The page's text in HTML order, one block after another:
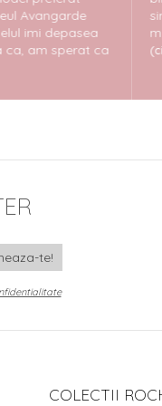
Avangarde
imi depasea
ca, am sperat ca
COLECTII